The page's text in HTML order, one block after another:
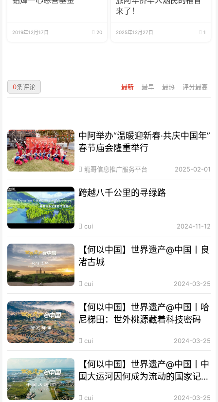
2019年12月17日 20
来了！
2025年12月27日 1
最新 最早 最热 评分最高
0条评论
中阿举办“温暖迎新春·共庆中国年”
春节庙会隆重举行
龍哥信息推广服务平台 2025-02-01
跨越八千公里的寻绿路
cui 2024-11-12
【何以中国】世界遗产@中国丨良
渚古城
cui 2024-03-25
【何以中国】世界遗产@中国丨哈
尼梯田：世外桃源藏着科技密码
cui 2024-03-25
【何以中国】世界遗产@中国丨中
国大运河因何成为流动的国家记
cui 2024-03-25